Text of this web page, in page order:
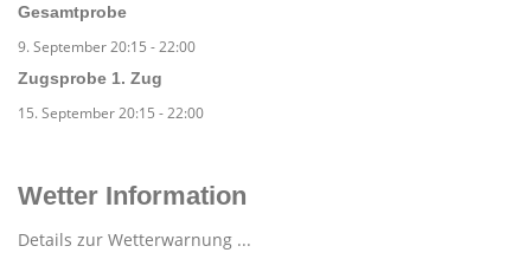
Gesamtprobe
9. September 20:15 -22:00
Zugsprobe 1. Zug
15. September 20:15 -22:00
Wetter Information
Details zur Wetterwarnung ...